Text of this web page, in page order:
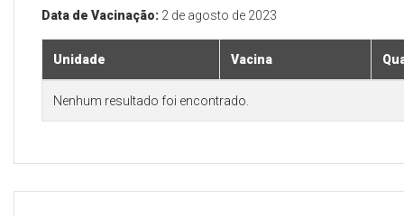
Data de Vacinação: 2 de agosto de 2023
Unidade Vacina
Nenhum resultado foi encontrado.